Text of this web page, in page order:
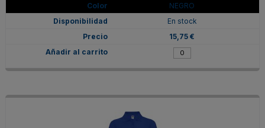
NEGRO
En stock
15,75 €